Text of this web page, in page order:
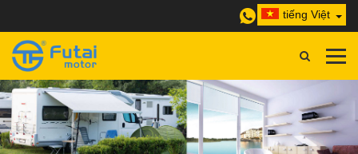
tiếng Việt